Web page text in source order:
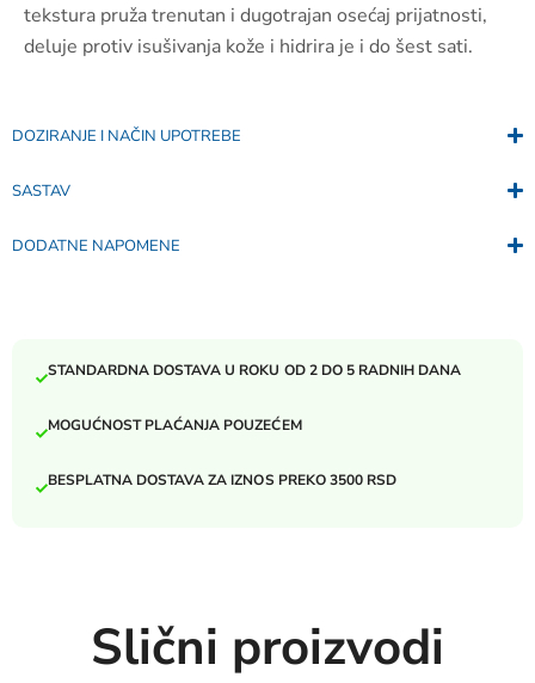
tekstura pruža trenutan i dugotrajan osećaj prijatnosti,
deluje protiv isušivanja kože i hidrira je i do šest sati.
DOZIRANJE I NAČIN UPOTREBE
SASTAV
DODATNE NAPOMENE
STANDARDNA DOSTAVA U ROKU OD 2 DO 5 RADNIH DANA
MOGUĆNOST PLAĆANJA POUZEĆEM
BESPLATNA DOSTAVA ZA IZNOS PREKO 3500 RSD
Slični proizvodi